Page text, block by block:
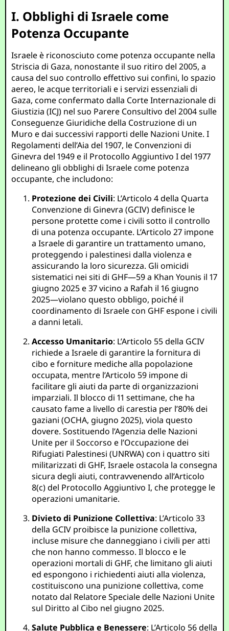
I. Obblighi di Israele come
Potenza Occupante
Israele è riconosciuto come potenza occupante nella
Striscia di Gaza, nonostante il suo ritiro del 2005, a
causa del suo controllo effettivo sui confini, lo spazio
aereo, le acque territoriali e i servizi essenziali di
Gaza, come confermato dalla Corte Internazionale di
Giustizia (ICJ) nel suo Parere Consultivo del 2004 sulle
Conseguenze Giuridiche della Costruzione di un
Muro e dai successivi rapporti delle Nazioni Unite. I
Regolamenti dell’Aia del 1907, le Convenzioni di
Ginevra del 1949 e il Protocollo Aggiuntivo I del 1977
delineano gli obblighi di Israele come potenza
occupante, che includono:
Protezione dei Civili: L’Articolo 4 della Quarta
Convenzione di Ginevra (GCIV) definisce le
persone protette come i civili sotto il controllo
di una potenza occupante. L’Articolo 27 impone
a Israele di garantire un trattamento umano,
proteggendo i palestinesi dalla violenza e
assicurando la loro sicurezza. Gli omicidi
sistematici nei siti di GHF—59 a Khan Younis il 17
giugno 2025 e 37 vicino a Rafah il 16 giugno
2025—violano questo obbligo, poiché il
coordinamento di Israele con GHF espone i civili
a danni letali.
Accesso Umanitario: L’Articolo 55 della GCIV
richiede a Israele di garantire la fornitura di
cibo e forniture mediche alla popolazione
occupata, mentre l’Articolo 59 impone di
facilitare gli aiuti da parte di organizzazioni
imparziali. Il blocco di 11 settimane, che ha
causato fame a livello di carestia per l’80% dei
gaziani (OCHA, giugno 2025), viola questo
dovere. Sostituendo l’Agenzia delle Nazioni
Unite per il Soccorso e l’Occupazione dei
Rifugiati Palestinesi (UNRWA) con i quattro siti
militarizzati di GHF, Israele ostacola la consegna
sicura degli aiuti, contravvenendo all’Articolo
8(c) del Protocollo Aggiuntivo I, che protegge le
operazioni umanitarie.
Divieto di Punizione Collettiva: L’Articolo 33
della GCIV proibisce la punizione collettiva,
incluse misure che danneggiano i civili per atti
che non hanno commesso. Il blocco e le
operazioni mortali di GHF, che limitano gli aiuti
ed espongono i richiedenti aiuti alla violenza,
costituiscono una punizione collettiva, come
notato dal Relatore Speciale delle Nazioni Unite
sul Diritto al Cibo nel giugno 2025.
Salute Pubblica e Benessere: L’Articolo 56 della